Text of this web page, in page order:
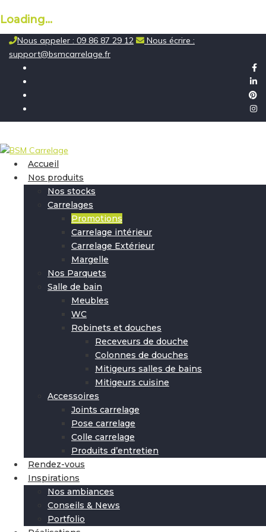
Loading...
Skip
content
Nous appeler : 09 86 87 29 12
Nous écrire :
support@bsmcarrelage.fr
Accueil
Nos produits
Nos stocks
Carrelages
Promotions
Carrelage intérieur
Carrelage Extérieur
Margelle
Nos Parquets
Salle de bain
Meubles
WC
Robinets et douches
Receveurs de douche
Colonnes de douches
Mitigeurs salles de bains
Mitigeurs cuisine
Accessoires
Joints carrelage
Pose carrelage
Colle carrelage
Produits d’entretien
Rendez-vous
Inspirations
Nos ambiances
Conseils & News
Portfolio